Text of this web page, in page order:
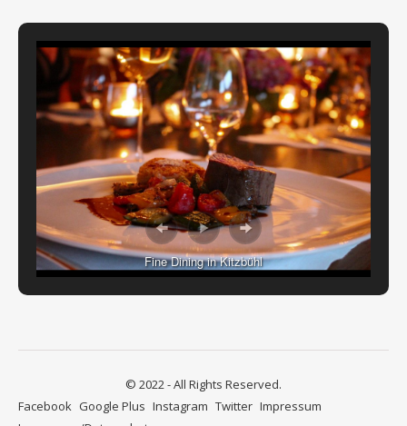
Fine Dining in Kitzbühl
© 2022 - All Rights Reserved.
Facebook Google Plus Instagram Twitter Impressum